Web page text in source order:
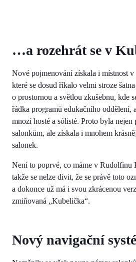
…a rozehrát se v
Nové pojmenování získala i místnost
které se dosud říkalo velmi stroze
o prostornou a světlou zkušebnu, kde
řádka programů edukačního oddělení,
mnozí hosté a sólisté. Proto byla nejen
salonkům, ale získala i mnohem
salonek.
Není to poprvé, co máme v Rudolfinu
takže se nelze divit, že se právě toto
a dokonce už má i svou zkrácenou
zmiňovaná „Kubelička“.
Nový navigační